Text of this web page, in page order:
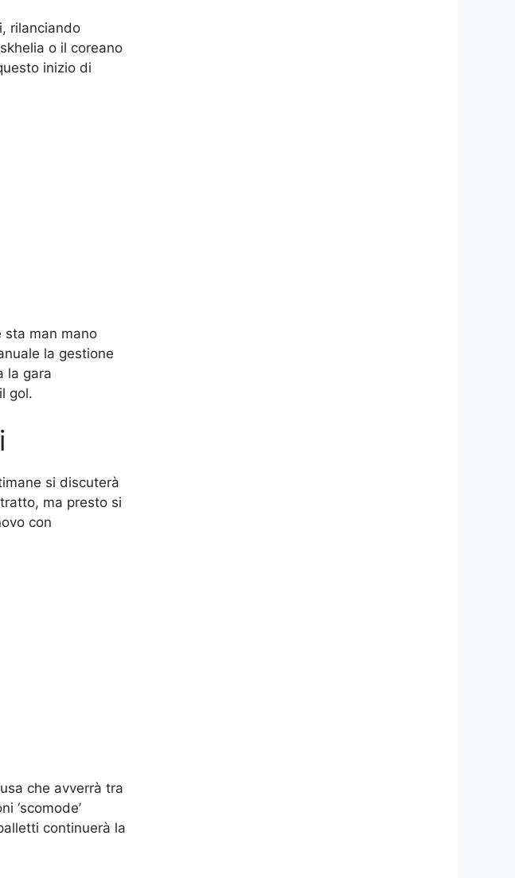
rilanciando
o il coreano
inizio di
sta man mano
la gestione
la gara
gol.
si discuterà
ma presto si
con
che avverrà tra
‘scomode’
continuerà la